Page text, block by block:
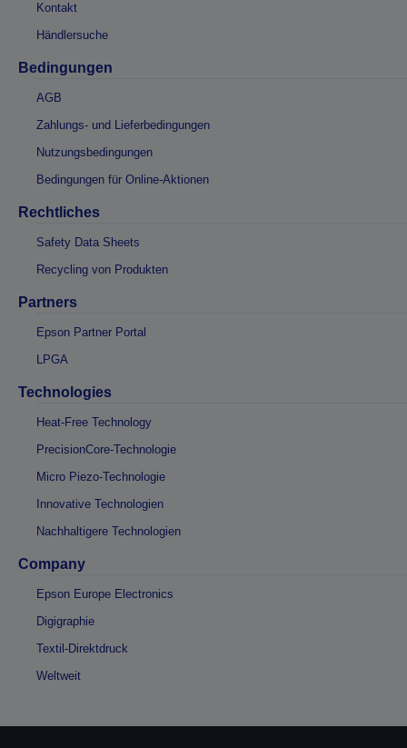
Kontakt
Händlersuche
Bedingungen
AGB
Zahlungs- und Lieferbedingungen
Nutzungsbedingungen
Bedingungen für Online-Aktionen
Rechtliches
Safety Data Sheets
Recycling von Produkten
Partners
Epson Partner Portal
LPGA
Technologies
Heat-Free Technology
PrecisionCore-Technologie
Micro Piezo-Technologie
Innovative Technologien
Nachhaltigere Technologien
Company
Epson Europe Electronics
Digigraphie
Textil-Direktdruck
Weltweit